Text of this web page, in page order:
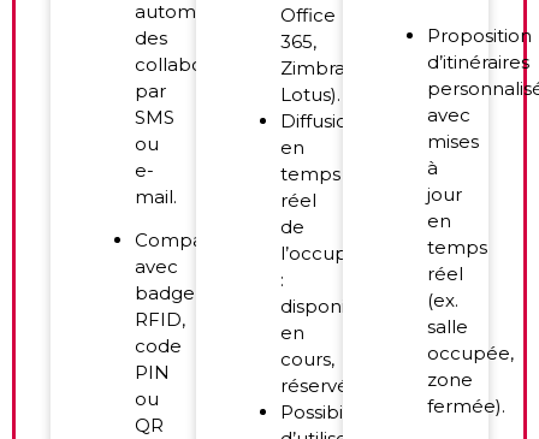
automatique
des
collaborateurs
par
SMS
ou
e-
mail.
Compatible
avec
badge
RFID,
code
PIN
ou
QR
Office
365,
Zimbra,
Lotus).
Diffusion
en
temps
réel
de
l’occupation
:
disponible,
en
cours,
réservé.
Possibilité
Proposition
d’itinéraires
avec
mises
à
jour
en
temps
réel
(ex.
salle
occupée,
zone
fermée).